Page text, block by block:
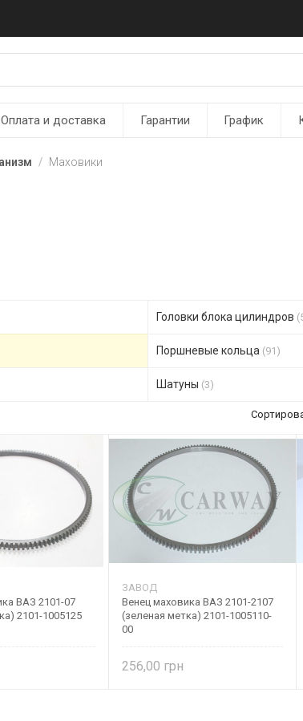
Оплата и доставка Гарантии График
Маховики
Головки блока цилиндров
Поршневые кольца (91)
Шатуны (3)
ВАЗ 2101-07
2101-1005125
ЗАВОД
Венец маховика ВАЗ 2101-2107
(зеленая метка) 2101-1005110-
00
256,00